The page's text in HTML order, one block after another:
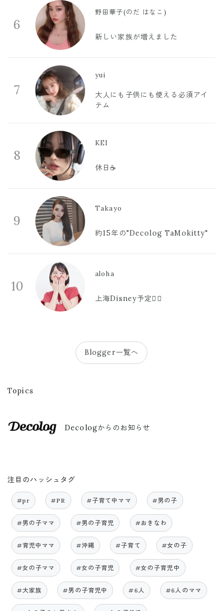
6
野田華子(のだ はなこ)
新しい家族が増えました
7
yui
大人にも子供にも使える必須アイ
テム
8
KEI
休日☕️
9
Takayo
約15年の"Decolog TaMokitty"
10
aloha
上海Disney予定🫪🩷
Blogger一覧へ
Topics
Decologからのお知らせ
注目のハッシュタグ
#pr #PR #子育て中ママ #男の子
#男の子ママ #男の子育児 #おきなわ
#育児中ママ #沖縄 #子育て #女の子
#女の子ママ #女の子育児 #女の子育児中
#大家族 #男の子育児中 #6人 #6人のママ